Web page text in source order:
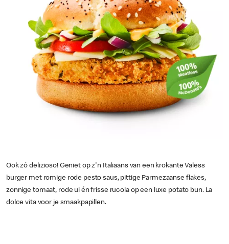
Ook zó delizioso! Geniet op z'n Italiaans van een krokante Valess
burger met romige rode pesto saus, pittige Parmezaanse flakes,
zonnige tomaat, rode ui én frisse rucola op een luxe potato bun. La
dolce vita voor je smaakpapillen.